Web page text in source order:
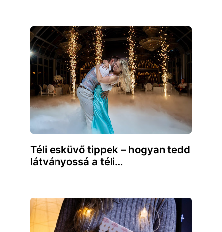
Téli esküvő tippek – hogyan tedd
látványossá a téli…